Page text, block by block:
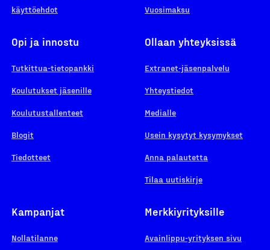
käyttöehdot
Vuosimaksu
Opi ja innostu
Tutkittua-tietopankki
Koulutukset jäsenille
Koulutustallenteet
Blogit
Tiedotteet
Ollaan yhteyksissä
Extranet-jäsenpalvelu
Yhteystiedot
Medialle
Usein kysytyt kysymykset
Anna palautetta
Tilaa uutiskirje
Kampanjat
Nollatilanne
Merkkiyrityksille
Avainlippu-yrityksen sivu